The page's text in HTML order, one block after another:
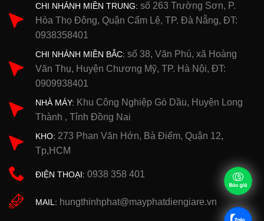
CHI NHÁNH MIỀN TRUNG: số 263 Trường Sơn, P.
Hòa Thọ Đông, Quận Cẩm Lệ, TP. Đà Nẵng, ĐT:
0938358401
CHI NHÁNH MIỀN BẮC: số 38, Văn Phú, xã Hoàng
Văn Thụ, Huyện Chương Mỹ, TP. Hà Nội, ĐT:
0909938401
NHÀ MÁY: Khu Công Nghiệp Gò Dầu, Huyện Long
Thành , Tỉnh Đồng Nai
KHO: 273 Phan Văn Hớn, Bà Điểm, Quận 12,
Tp,HCM
ĐIỆN THOẠI: 0938 358 401
MAIL: hungthinhphat@mayphatdiengiare.vn